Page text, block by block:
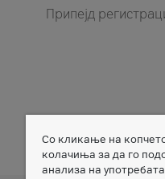
Припејд
Member of
Со кликање на копчето
колачиња за да го
анализа на